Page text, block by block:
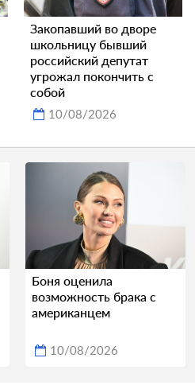
Закопавший во дворе
школьницу бывший
российский депутат
угрожал покончить с
собой
10/08/2026
Боня оценила
возможность брака с
американцем
10/08/2026